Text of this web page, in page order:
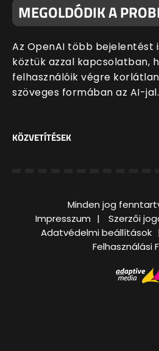
MEGOLDÓDIK A
Az OpenAI több bejelentést
köztük azzal kapcsolatban,
felhasználóik végre
szöveges formában az AI-jal.
KÖZVETÍTÉSEK
Minden jog
Impresszum
Szerzői
Adatvédelmi beállítások
Felhasználási